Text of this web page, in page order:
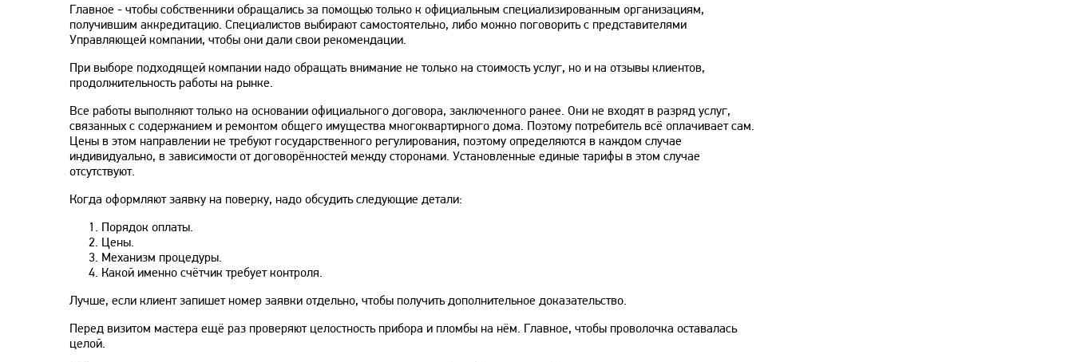
Главное - чтобы собственники обращались за помощью только к официальным специализированным организациям,
получившим аккредитацию. Специалистов выбирают самостоятельно, либо можно поговорить с представителями
Управляющей компании, чтобы они дали свои рекомендации.
При выборе подходящей компании надо обращать внимание не только на стоимость услуг, но и на отзывы клиентов,
продолжительность работы на рынке.
Все работы выполняют только на основании официального договора, заключенного ранее. Они не входят в разряд услуг,
связанных с содержанием и ремонтом общего имущества многоквартирного дома. Поэтому потребитель всё оплачивает сам.
Цены в этом направлении не требуют государственного регулирования, поэтому определяются в каждом случае
индивидуально, в зависимости от договорённостей между сторонами. Установленные единые тарифы в этом случае
отсутствуют.
Когда оформляют заявку на поверку, надо обсудить следующие детали:
Порядок оплаты.
Цены.
Механизм процедуры.
Какой именно счётчик требует контроля.
Лучше, если клиент запишет номер заявки отдельно, чтобы получить дополнительное доказательство.
Перед визитом мастера ещё раз проверяют целостность прибора и пломбы на нём. Главное, чтобы проволочка оставалась
целой.